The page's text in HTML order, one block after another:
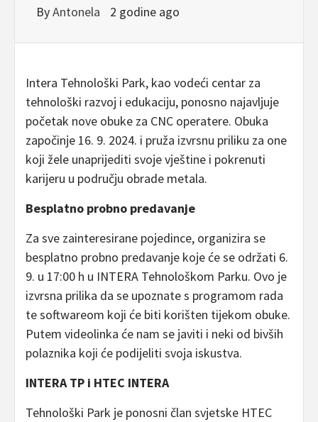
ByAntonela 2 godine ago
Intera Tehnološki Park, kao vodeći centar za
tehnološki razvoj i edukaciju, ponosno najavljuje
početak nove obuke za CNC operatere. Obuka
započinje 16. 9. 2024. i pruža izvrsnu priliku za one
koji žele unaprijediti svoje vještine i pokrenuti
karijeru u području obrade metala.
Besplatno probno predavanje
Za sve zainteresirane pojedince, organizira se
besplatno probno predavanje koje će se održati 6.
9. u 17:00 h u INTERA Tehnološkom Parku. Ovo je
izvrsna prilika da se upoznate s programom rada
te softwareom koji će biti korišten tijekom obuke.
Putem videolinka će nam se javiti i neki od bivših
polaznika koji će podijeliti svoja iskustva.
INTERA TP i HTEC INTERA
Tehnološki Park je ponosni član svjetske HTEC